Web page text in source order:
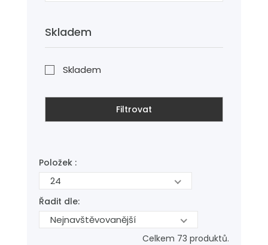
Skladem
Skladem
Filtrovat
Položek :
24
Řadit dle:
Nejnavštěvovanější
Celkem 73 produktů.